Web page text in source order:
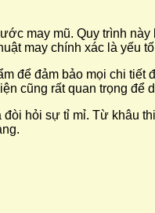
may mũ. Quy trình
may chính xác là yếu
để đảm bảo mọi chi
cũng rất quan trọng để
đòi hỏi sự tỉ mỉ. Từ khâu